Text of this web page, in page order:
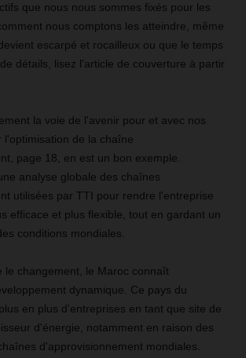
que nous nous sommes fixés pour les
nous comptons les atteindre, même
escarpé et rocailleux ou que le temps
détails, lisez l'article de couverture à partir
la voie de l'avenir pour et avec nos
l'optimisation de la chaîne
page 18, en est un bon exemple.
analyse globale des chaînes
utilisées par TTI pour rendre l'entreprise
efficace et plus flexible, tout en gardant un
conditions mondiales.
le changement, le Maroc connaît
dynamique. Ce pays du
en plus d'entreprises en tant que site de
d'énergie, notamment en raison des
d'approvisionnement mondiales.